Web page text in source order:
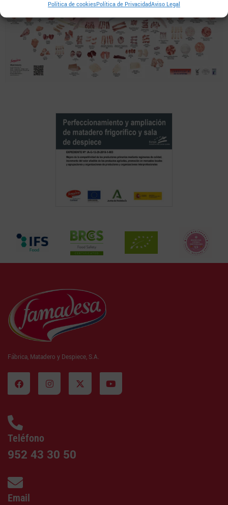
Política de cookiesPolítica de PrivacidadAviso Legal
Fábrica, Matadero y Despiece, S.A.
Teléfono
952 43 30 50
Email